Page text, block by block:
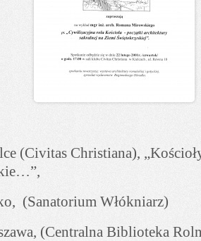
(Civitas Christiana),
(Sanatorium Włókniarz)
(Centralna Biblioteka